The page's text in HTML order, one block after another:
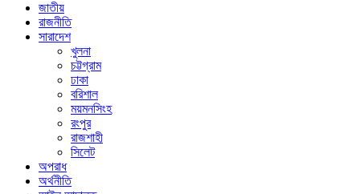
জাতীয়
রাজনীতি
সারাদেশ
খুলনা
চট্টগ্রাম
ঢাকা
বরিশাল
ময়মনসিংহ
রংপুর
রাজশাহী
সিলেট
অপরাধ
অর্থনীতি